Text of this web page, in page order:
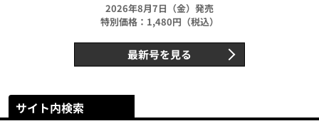
2026年8月7日（金）発売
特別価格：1,480円（税込）
最新号を見る
サイト内検索